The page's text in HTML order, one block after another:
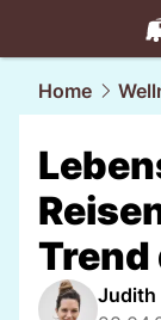
travel.
Home
Judith